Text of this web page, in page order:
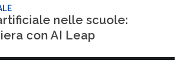
nelle scuole:
con AI Leap